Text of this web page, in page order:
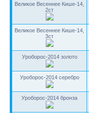
Великое Весеннее Кише-14,
2ст
Великое Весеннее Кише-14,
3ст
Уроборос-2014 золото
Уроборос-2014 серебро
Уроборос-2014 бронза